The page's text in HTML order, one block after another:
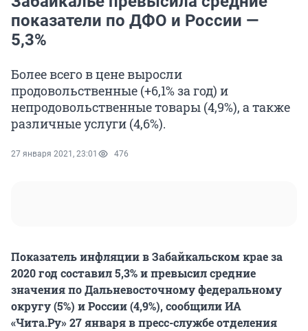
показатели по ДФО и России —
5,3%
Более всего в цене выросли
продовольственные (+6,1% за год) и
непродовольственные товары (4,9%), а также
различные услуги (4,6%).
27 января 2021, 23:01 476
Показатель инфляции в Забайкальском крае за
2020 год составил 5,3% и превысил средние
значения по Дальневосточному федеральному
округу (5%) и России (4,9%), сообщили ИА
«Чита.Ру» 27 января в пресс-службе отделения